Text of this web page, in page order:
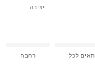
יציבה
לכל רחבה